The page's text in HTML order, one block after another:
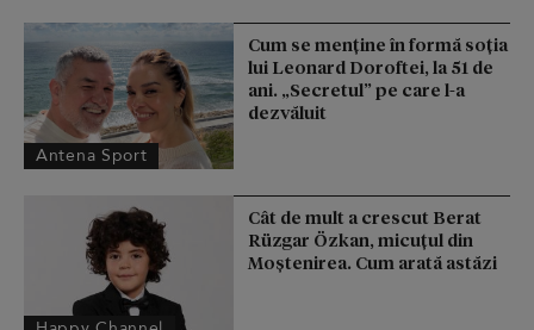
Antena Sport
Cum se menţine în formă soţia
lui Leonard Doroftei, la 51 de
ani. „Secretul” pe care l-a
dezvăluit
Cât de mult a crescut Berat
Rüzgar Özkan, micuțul din
Moștenirea. Cum arată astăzi